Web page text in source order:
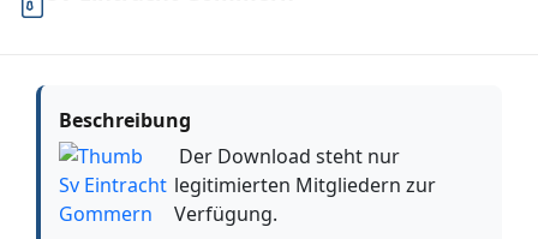
Beschreibung
Der Download steht nur
legitimierten Mitgliedern zur
Verfügung.